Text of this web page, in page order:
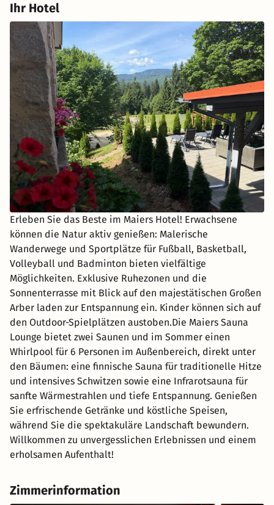
Ihr Hotel
Erleben Sie das Beste im Maiers Hotel! Erwachsene
können die Natur aktiv genießen: Malerische
Wanderwege und Sportplätze für Fußball, Basketball,
Volleyball und Badminton bieten vielfältige
Möglichkeiten. Exklusive Ruhezonen und die
Sonnenterrasse mit Blick auf den majestätischen Großen
Arber laden zur Entspannung ein. Kinder können sich auf
den Outdoor-Spielplätzen austoben.Die Maiers Sauna
Lounge bietet zwei Saunen und im Sommer einen
Whirlpool für 6 Personen im Außenbereich, direkt unter
den Bäumen: eine finnische Sauna für traditionelle Hitze
und intensives Schwitzen sowie eine Infrarotsauna für
sanfte Wärmestrahlen und tiefe Entspannung. Genießen
Sie erfrischende Getränke und köstliche Speisen,
während Sie die spektakuläre Landschaft bewundern.
Willkommen zu unvergesslichen Erlebnissen und einem
erholsamen Aufenthalt!
Zimmerinformation